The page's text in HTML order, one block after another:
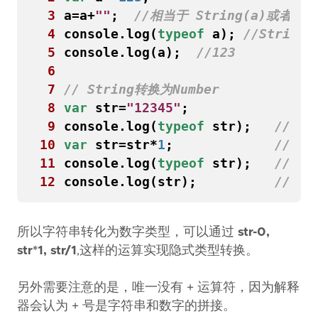
3
a=a+"" ;
4
console . log ( typeof a );
5
console . log (a );
6
7
8
var str="12345" ;
9
console . log ( typeof str);
10
var str=str*1 ;
11
console . log ( typeof str);
12
console . log ( str);
所以字符串转化为数字类型，可以通过 str-0,
str*1, str/1 ,这样的运算实现隐式类型转换。
另外需要注意的是，唯一没有 + 运算符，因为解释
器会认为 + 号是字符串和数字的拼接。